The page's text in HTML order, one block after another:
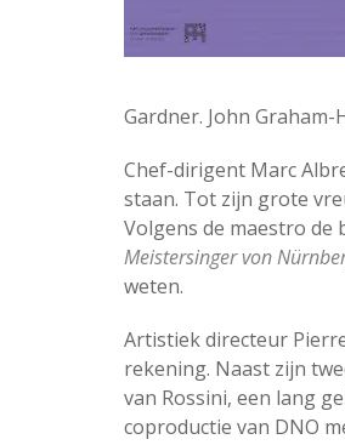
Gardner. John
Chef-dirigent Marc
staan. Tot zijn grote
Volgens de maestro de
Meistersinger von
weten.
Artistiek directeur
rekening. Naast zijn
van Rossini, een lang
coproductie van DNO